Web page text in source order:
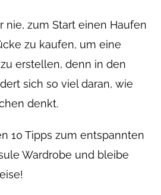
nie, zum Start einen Haufen
zu kaufen, um eine
erstellen, denn in den
sich so viel daran, wie
denkt.
10 Tipps zum entspannten
Wardrobe und bleibe